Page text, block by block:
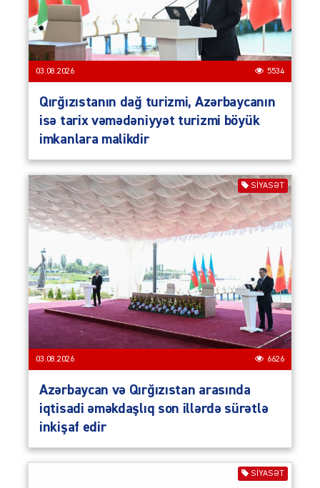
03.08.2026 5534
Qırğızıstanın dağ turizmi, Azərbaycanın
isə tarix vəmədəniyyət turizmi böyük
imkanlara malikdir
SIYASƏT
03.08.2026 6626
Azərbaycan və Qırğızıstan arasında
iqtisadi əməkdaşlıq son illərdə sürətlə
inkişaf edir
SIYASƏT